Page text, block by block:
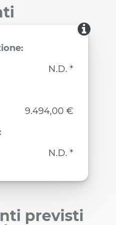
N.D. *
9.494,00 €
N.D. *
previsti